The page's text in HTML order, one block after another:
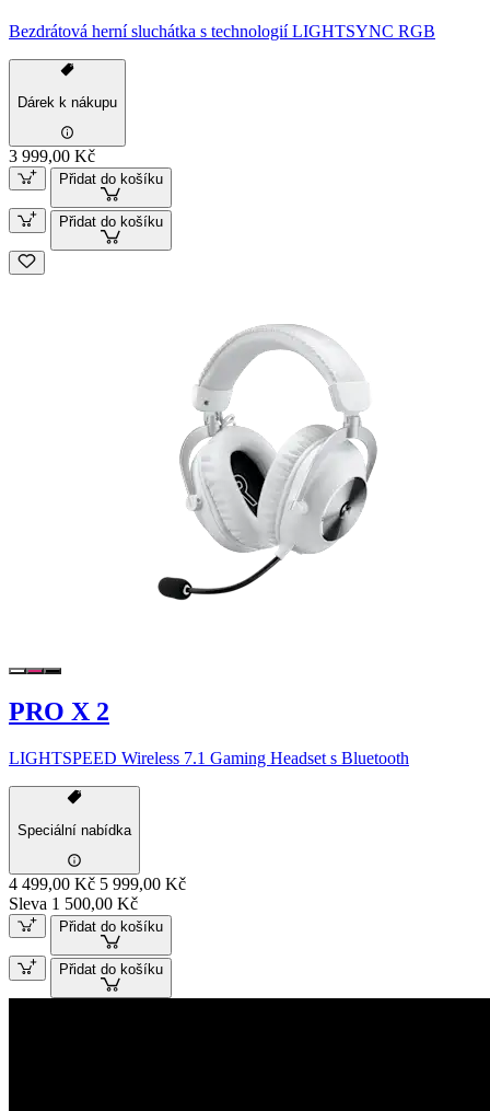
Bezdrátová herní sluchátka s technologií LIGHTSYNC RGB
Dárek k nákupu
3 999,00 Kč
Přidat do košíku
Přidat do košíku
PRO X 2
LIGHTSPEED Wireless 7.1 Gaming Headset s Bluetooth
Speciální nabídka
4 499,00 Kč 5 999,00 Kč
Sleva 1 500,00 Kč
Přidat do košíku
Přidat do košíku